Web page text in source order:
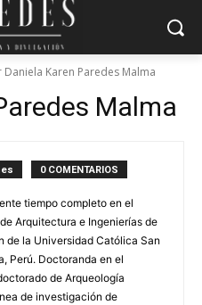
Karen Paredes Malma
Malma
0 COMENTARIOS
tiempo completo en el
Arquitectura e Ingenierías de
de la Universidad Católica San
Perú. Doctoranda en el
de Arqueología
de investigación de